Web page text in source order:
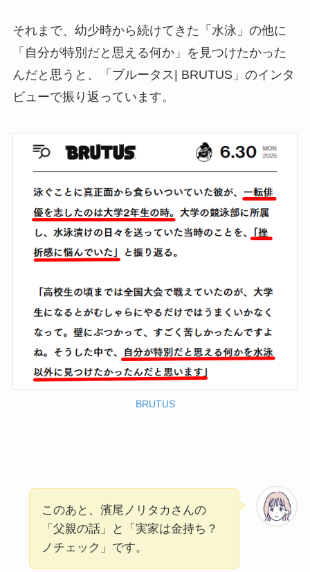
それまで、幼少時から続けてきた「水泳」の他に
「自分が特別だと思える何か」を見つけたかった
んだと思うと、「ブルータス| BRUTUS」のインタ
ビューで振り返っています。
BRUTUS
このあと、濱尾ノリタカさんの
「父親の話」と「実家は金持ち？
ノチェック」です。